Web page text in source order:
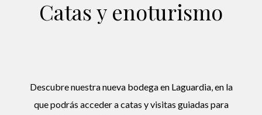
Catas y enoturismo
Descubre nuestra nueva bodega en Laguardia, en la
que podrás acceder a catas y visitas guiadas para